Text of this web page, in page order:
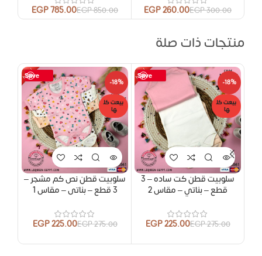
300.00
EGP
260.00
EGP
850.00
EGP
785.00
EGP
منتجات ذات صلة
Save
-18%
بيعت كل
ها
سلوبيت قطن كت ساده – 3
قطع – بناتي – مقاس 2
275.00
EGP
225.00
EGP
Save
-18%
بيعت كل
ها
سلوبيت قطن نص كم مشجر –
3 قطع – بناتى – مقاس 1
275.00
EGP
225.00
EGP